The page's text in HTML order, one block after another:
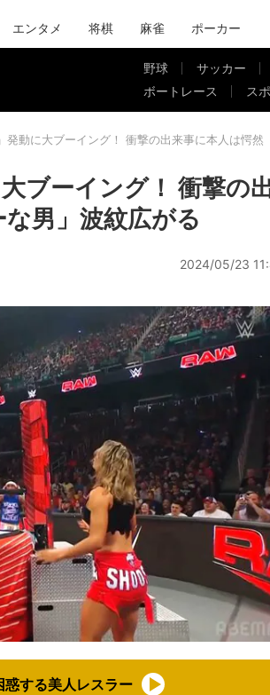
エンタメ 将棋 麻雀 ポーカー
野球 サッカー
ボートレース
ス
発動に大ブーイング！ 衝撃の出来事に本人は愕然
ブーイング！ 衝撃の
男」波紋広がる
2024/05/23
惑する美人レスラー